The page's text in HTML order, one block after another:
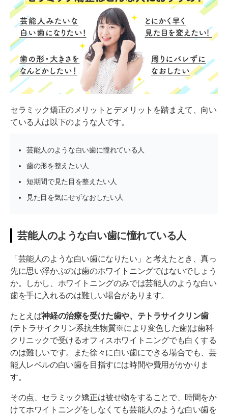
セラミック矯正のメリットとデメリットを踏まえて、向い
ている人は以下のような人です。
芸能人のような白い歯に憧れている人
歯の形を整えたい人
短期間で見た目を整えたい人
見た目を気にせずなおしたい人
芸能人のような白い歯に憧れている人
「芸能人のような白い歯になりたい」と考えたとき、真っ
先に思い浮かぶのは歯のホワイトニングではないでしょう
か。しかし、ホワイトニングのみでは芸能人のような白い
歯を手に入れるのは難しい場合があります。
たとえば神経の治療を受けた歯や、テトラサイクリン歯
(テトラサイクリン系抗生物質※により変色した歯)は歯科
クリニックで受けるオフィスホワイトニングでも白くする
のは難しいです。また徐々に白い歯にできる場合でも、芸
能人レベルの白い歯を目指すには時間や費用がかかりま
す。
その点、セラミック矯正は被せ物をすることで、時間をか
けてホワイトニングをしなくても芸能人のような白い歯を